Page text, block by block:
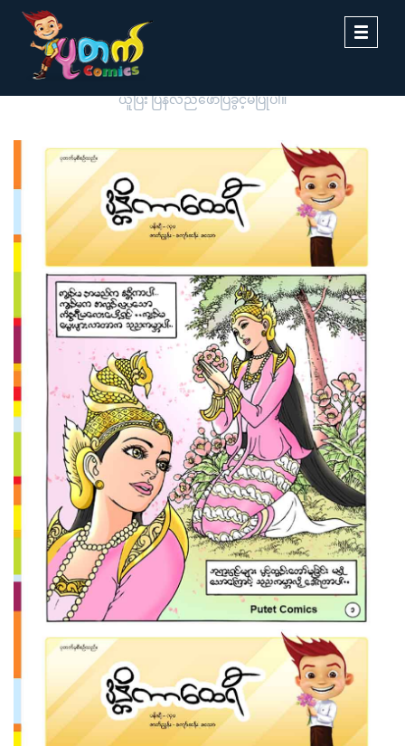
Toggle
ပုတက်ကာတွန်းမှ မူပိုင်စီစဉ်တင်ဆက်ထားခြင်းဖြစ်ပါသည်။ တစ်ဆင့်ကူး
ယူပြီး ပြန်လည်ဖော်ပြခွင့်မပြုပါ။